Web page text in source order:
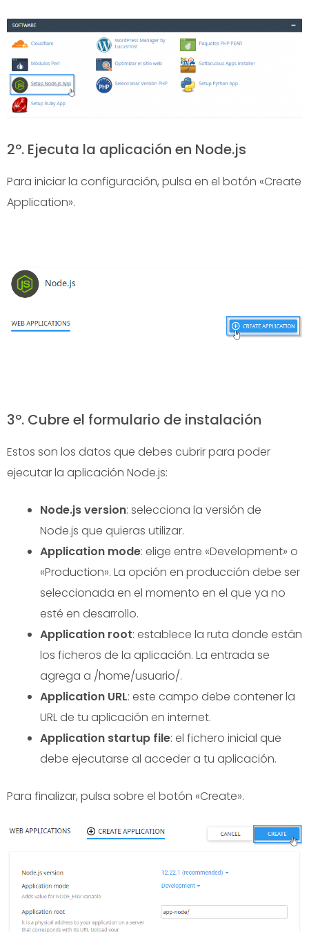
2º. Ejecuta la aplicación en Node.js
Para iniciar la configuración, pulsa en el botón «Create
Application».
3º. Cubre el formulario de instalación
Estos son los datos que debes cubrir para poder
ejecutar la aplicación Node.js:
Node.js version: selecciona la versión de
Node.js que quieras utilizar.
Application mode: elige entre «Development» o
«Production». La opción en producción debe ser
seleccionada en el momento en el que ya no
esté en desarrollo.
Application root: establece la ruta donde están
los ficheros de la aplicación. La entrada se
agrega a /home/usuario/.
Application URL: este campo debe contener la
URL de tu aplicación en internet.
Application startup file: el fichero inicial que
debe ejecutarse al acceder a tu aplicación.
Para finalizar, pulsa sobre el botón «Create».